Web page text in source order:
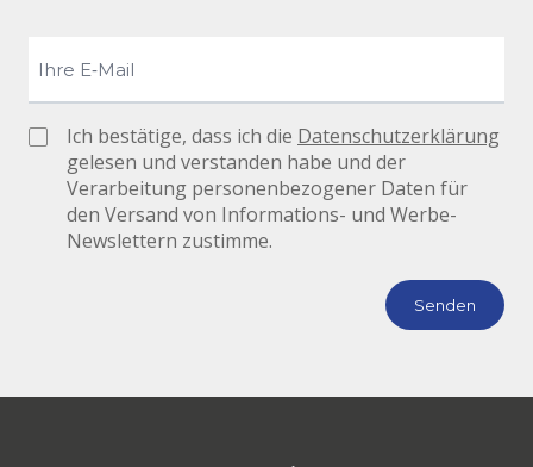
Ich bestätige, dass ich die Datenschutzerklärung
gelesen und verstanden habe und der
Verarbeitung personenbezogener Daten für
den Versand von Informations- und Werbe-
Newslettern zustimme.